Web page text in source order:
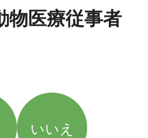
物医療従事者
いいえ